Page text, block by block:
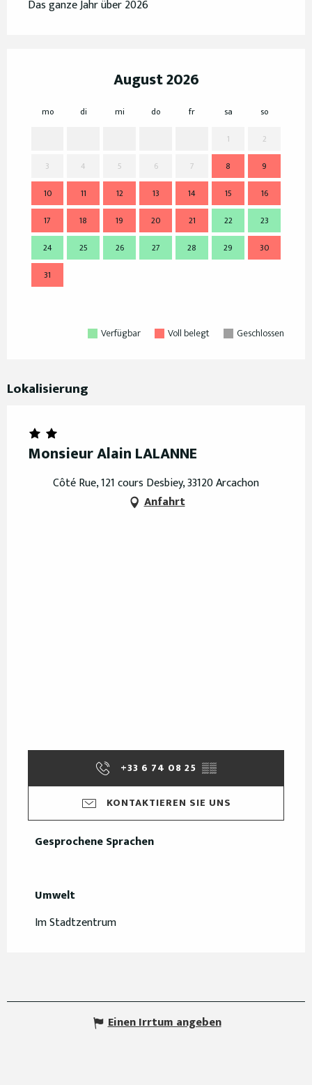
Das ganze Jahr über 2026
August 2026
mo di mi do fr sa
so
1
2
3
4 5 6 7 8
9
10
11 12 13 14 15
16
17
18 19 20 21 22
23
24
25 26 27 28 29
30
31
Verfügbar Voll belegt Geschlossen
Lokalisierung
Monsieur Alain LALANNE
Côté Rue, 121 cours Desbiey, 33120 Arcachon
Anfahrt
+33 6 74 08 25 ▒▒
KONTAKTIEREN SIE UNS
Gesprochene Sprachen
Gesprochene Sprachen
Umwelt
Umwelt
Im Stadtzentrum
Einen Irrtum angeben